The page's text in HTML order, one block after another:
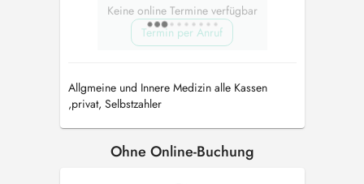
Keine online Termine verfügbar
Termin per Anruf
Allgmeine und Innere Medizin alle Kassen
,privat, Selbstzahler
Ohne Online-Buchung